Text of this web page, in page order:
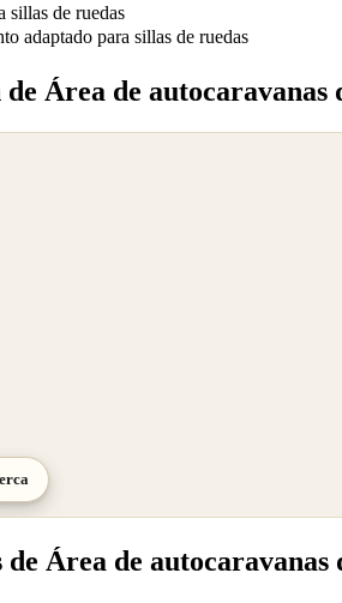
sillas de ruedas
adaptado para sillas de ruedas
Área de autocaravanas
de Área de autocaravanas